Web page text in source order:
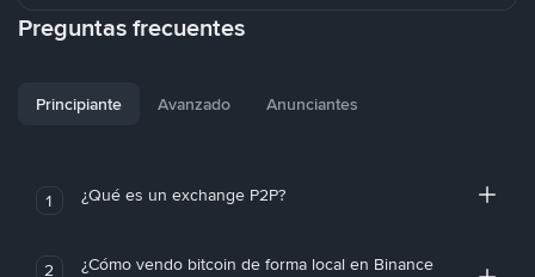
Preguntas frecuentes
Principiante Avanzado Anunciantes
1 ¿Qué es un exchange P2P?
2
¿Cómo vendo bitcoin de forma local en Binance